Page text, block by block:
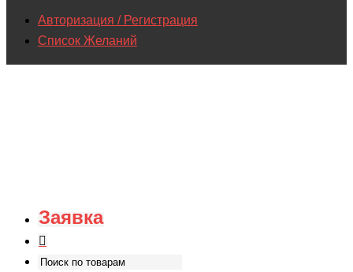
Авторизация / Регистрация
Список Желаний
Заявка